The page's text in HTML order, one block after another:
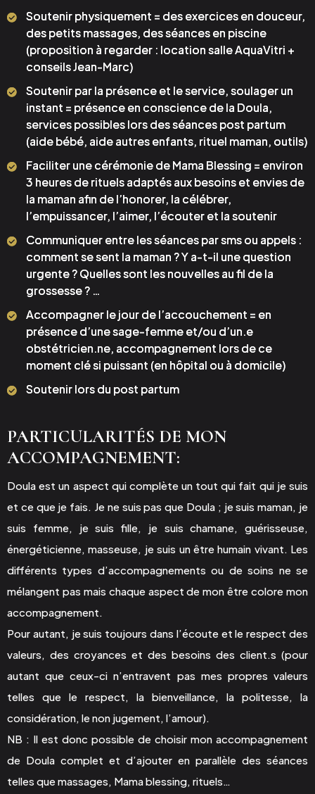
Soutenir physiquement = des exercices en douceur,
des petits massages, des séances en piscine
(proposition à regarder : location salle AquaVitri +
conseils Jean-Marc)
Soutenir par la présence et le service, soulager un
instant = présence en conscience de la Doula,
services possibles lors des séances post partum
(aide bébé, aide autres enfants, rituel maman, outils)
Faciliter une cérémonie de Mama Blessing = environ
3 heures de rituels adaptés aux besoins et envies de
la maman afin de l’honorer, la célébrer,
l’empuissancer, l’aimer, l’écouter et la soutenir
Communiquer entre les séances par sms ou appels :
comment se sent la maman ? Y a-t-il une question
urgente ? Quelles sont les nouvelles au fil de la
grossesse ? …
Accompagner le jour de l’accouchement = en
présence d’une sage-femme et/ou d’un.e
obstétricien.ne, accompagnement lors de ce
moment clé si puissant (en hôpital ou à domicile)
Soutenir lors du post partum
PARTICULARITÉS DE MON
ACCOMPAGNEMENT:
Doula est un aspect qui complète un tout qui fait qui je suis
et ce que je fais. Je ne suis pas que Doula ; je suis maman, je
suis femme, je suis fille, je suis chamane, guérisseuse,
énergéticienne, masseuse, je suis un être humain vivant. Les
différents types d’accompagnements ou de soins ne se
mélangent pas mais chaque aspect de mon être colore mon
accompagnement.
Pour autant, je suis toujours dans l’écoute et le respect des
valeurs, des croyances et des besoins des client.s (pour
autant que ceux-ci n’entravent pas mes propres valeurs
telles que le respect, la bienveillance, la politesse, la
considération, le non jugement, l’amour).
NB : Il est donc possible de choisir mon accompagnement
de Doula complet et d’ajouter en parallèle des séances
telles que massages, Mama blessing, rituels…